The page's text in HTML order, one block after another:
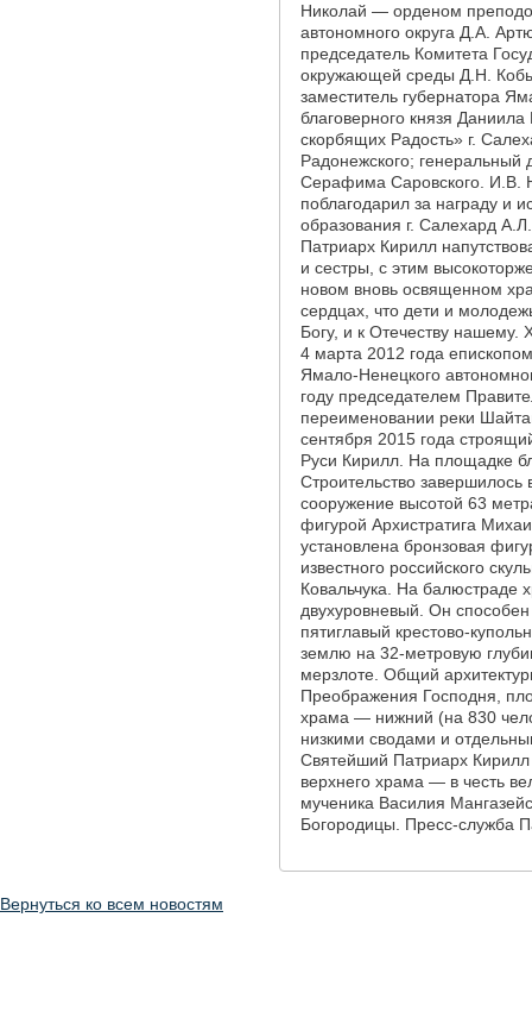
Николай — орденом
автономного округа Д.А.
председатель Комитета
окружающей среды Д.Н.
заместитель губернатора
благоверного князя
скорбящих Радость» г.
Радонежского;
Серафима Саровского. И.В.
поблагодарил за награду и
образования г. Салехард
Патриарх Кирилл
и сестры, с этим
новом вновь освященном
сердцах, что дети и
Богу, и к Отечеству
4 марта 2012 года
Ямало-Ненецкого
году председателем
переименовании реки
сентября 2015 года
Руси Кирилл. На площадке
Строительство
сооружение высотой 63
фигурой Архистратига
установлена бронзовая
известного российского
Ковальчука. На
двухуровневый. Он
пятиглавый крестово-
землю на 32-метровую
мерзлоте. Общий
Преображения Господня,
храма — нижний (на 830
низкими сводами и
Святейший Патриарх
верхнего храма — в честь
мученика Василия
Богородицы. Пресс-служба
Вернуться ко всем новостям